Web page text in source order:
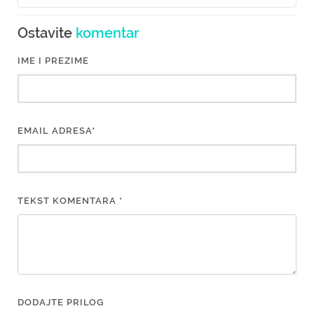
Ostavite komentar
IME I PREZIME
EMAIL ADRESA*
TEKST KOMENTARA *
DODAJTE PRILOG